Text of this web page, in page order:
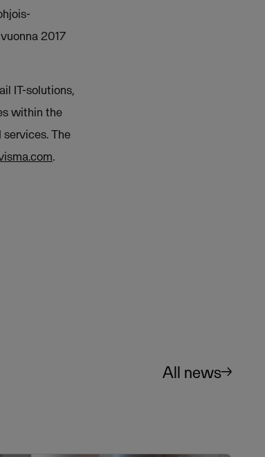
2017
IT-solutions,
within the
The
.
All news